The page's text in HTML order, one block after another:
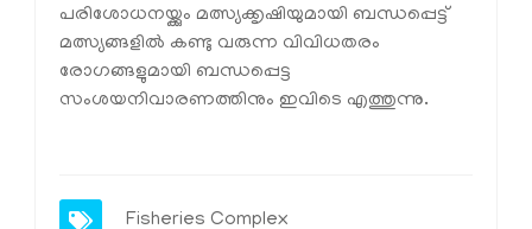
പരിശോധനയ്ക്കും മത്സ്യക്കൃഷിയുമായി ബന്ധപ്പെട്ട്
മത്സ്യങ്ങളില്‍ കണ്ടു വരുന്ന വിവിധതരം
രോഗങ്ങളുമായി ബന്ധപ്പെട്ട
സംശയനിവാരണത്തിനും ഇവിടെ എത്തുന്നു.
Fisheries Complex